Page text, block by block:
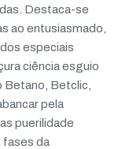
Destaca-se
ao entusiasmado,
especiais
ciência esguio
Betclic,
pela
puerilidade
fases da